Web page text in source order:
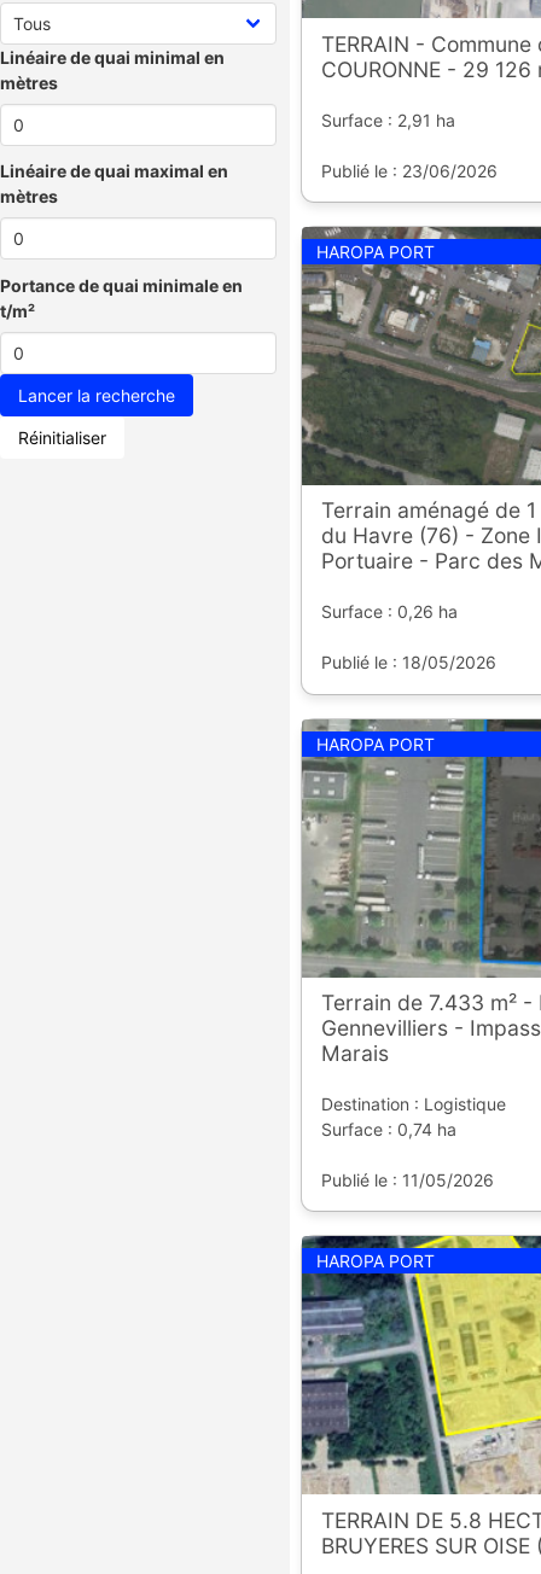
Linéaire de quai minimal en
mètres
Linéaire de quai maximal en
mètres
Portance de quai minimale en
t/m²
Réinitialiser
TERRAIN - Commune
COURONNE - 29 126
Surface : 2,91 ha
Publié le : 23/06/2026
HAROPA PORT
Terrain aménagé de
du Havre (76) - Zone
Portuaire - Parc des
Surface : 0,26 ha
Publié le : 18/05/2026
HAROPA PORT
Terrain de 7.433 m² -
Gennevilliers -
Marais
Destination : Logistique
Surface : 0,74 ha
Publié le : 11/05/2026
HAROPA PORT
TERRAIN DE 5.8
BRUYERES SUR OISE